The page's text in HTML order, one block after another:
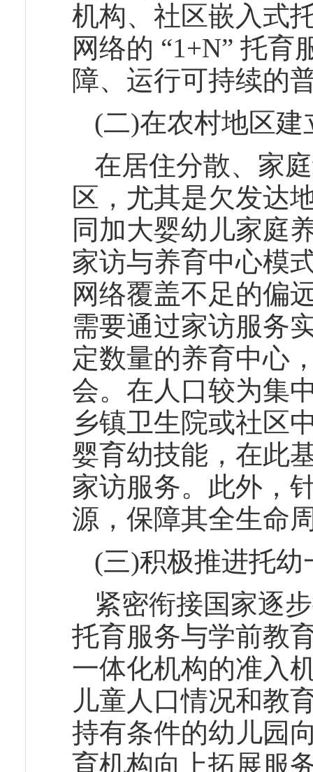
机构、社区嵌入式
网络的 “1+N” 托
障、运行可持续的
(二)在农村地区
在居住分散、家
区，尤其是欠发达
同加大婴幼儿家庭
家访与养育中心模
网络覆盖不足的偏
需要通过家访服务
定数量的养育中心
会。在人口较为集
乡镇卫生院或社区
婴育幼技能，在此
家访服务。此外，
源，保障其全生命
(三)积极推进托
紧密衔接国家逐
托育服务与学前教
一体化机构的准入
儿童人口情况和教
持有条件的幼儿园
育机构向上拓展服